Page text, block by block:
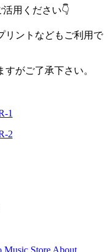
用ください👇
リントなどもご利用で
がご了承下さい。
1
2
Music Store About